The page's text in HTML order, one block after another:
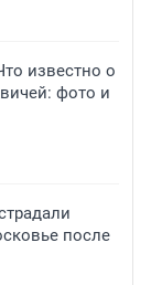
известно о
фото и
после